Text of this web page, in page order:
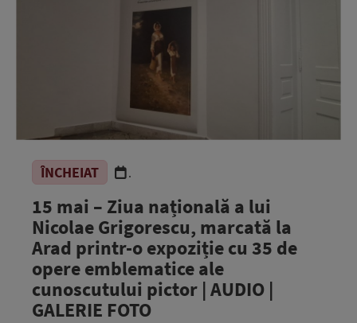
ÎNCHEIAT .
15 mai – Ziua națională a lui
Nicolae Grigorescu, marcată la
Arad printr-o expoziție cu 35 de
opere emblematice ale
cunoscutului pictor | AUDIO |
GALERIE FOTO